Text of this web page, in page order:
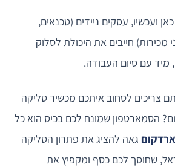
ועכשיו, עסקים ניידים (טכנאים,
מכירות) חייבים את היכולת לסלוק
מיד עם סיום העבודה.
צריכים לסחוב איתכם מכשיר סליקה
הסמארטפון שמונח לכם בכיס הוא כל
גאה להציג את פתרון הסליקה
שחוסך לכם כסף ומקפיץ את